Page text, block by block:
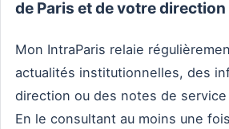
de Paris et de votre direction
Mon IntraParis relaie
actualités institutionnelles, des
direction ou des notes de
En le consultant au moins une